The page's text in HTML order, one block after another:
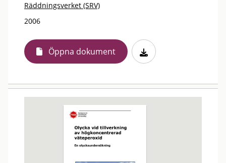
Räddningsverket (SRV)
2006
Öppna dokument